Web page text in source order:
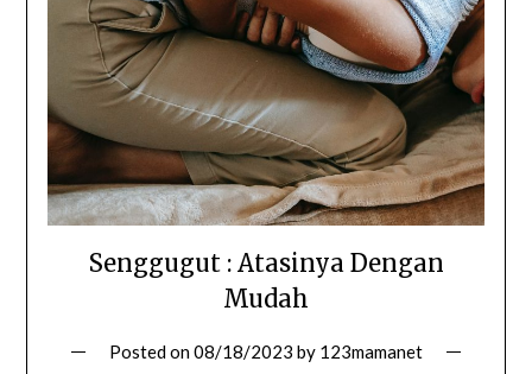
Senggugut : Atasinya Dengan
Mudah
Posted on08/18/2023 by 123mamanet